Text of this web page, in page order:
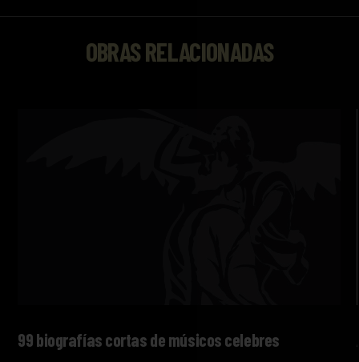
OBRAS RELACIONADAS
99 biografías cortas de músicos celebres